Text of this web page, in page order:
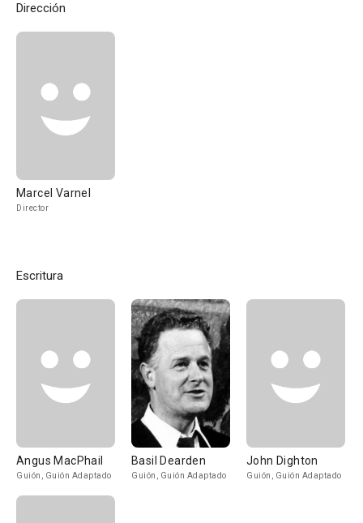
Dirección
Marcel Varnel
Director
Escritura
Angus MacPhail
Guión, Guión Adaptado
Basil Dearden
Guión, Guión Adaptado
John Dighton
Guión, Guión Adaptado